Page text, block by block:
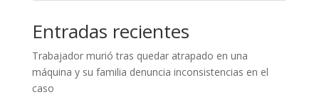
Entradas recientes
Trabajador murió tras quedar atrapado en una
máquina y su familia denuncia inconsistencias en el
caso